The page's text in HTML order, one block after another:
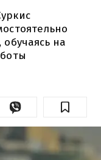
на